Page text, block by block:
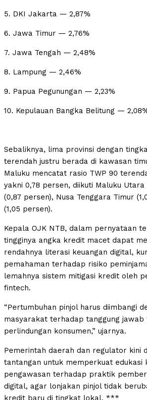
5. DKI Jakarta — 2,87%
6. Jawa Timur — 2,76%
7. Jawa Tengah — 2,48%
8. Lampung — 2,46%
9. Papua Pegunungan — 2,23%
10. Kepulauan Bangka Belitung —
Sebaliknya, lima provinsi dengan
terendah justru berada di kawasan
Maluku mencatat rasio TWP 90
yakni 0,78 persen, diikuti Maluku Utara
(0,87 persen), Nusa Tenggara Timur
(1,05 persen).
Kepala OJK NTB, dalam pernyataan
tingginya angka kredit macet dapat
rendahnya literasi keuangan digital,
pemahaman terhadap risiko
lemahnya sistem mitigasi kredit oleh
fintech.
“Pertumbuhan pinjol harus diimbangi
masyarakat terhadap tanggung jawab
perlindungan konsumen,” ujarnya.
Pemerintah daerah dan regulator kini
tantangan untuk memperkuat edukasi
pengawasan terhadap praktik
digital, agar lonjakan pinjol tidak
kredit baru di tingkat lokal. ***